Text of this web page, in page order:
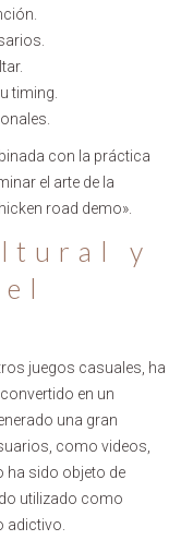
timing.
con la práctica
el arte de la
road demo».
y
juegos casuales, ha
en un
una gran
como videos,
ha sido objeto de
utilizado como
adictivo.